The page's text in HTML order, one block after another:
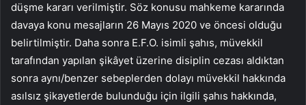
düşme kararı verilmiştir. Söz konusu mahkeme kararında
davaya konu mesajların 26 Mayıs 2020 ve öncesi olduğu
belirtilmiştir. Daha sonra E.F.O. isimli şahıs, müvekkil
tarafından yapılan şikâyet üzerine disiplin cezası aldıktan
sonra aynı/benzer sebeplerden dolayı müvekkil hakkında
asılsız şikayetlerde bulunduğu için ilgili şahıs hakkında,